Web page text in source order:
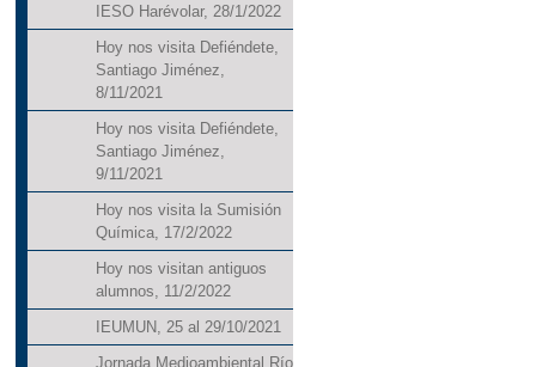
IESO Harévolar, 28/1/2022
Hoy nos visita Defiéndete,
Santiago Jiménez,
8/11/2021
Hoy nos visita Defiéndete,
Santiago Jiménez,
9/11/2021
Hoy nos visita la Sumisión
Química, 17/2/2022
Hoy nos visitan antiguos
alumnos, 11/2/2022
IEUMUN, 25 al 29/10/2021
Jornada Medioambiental Río